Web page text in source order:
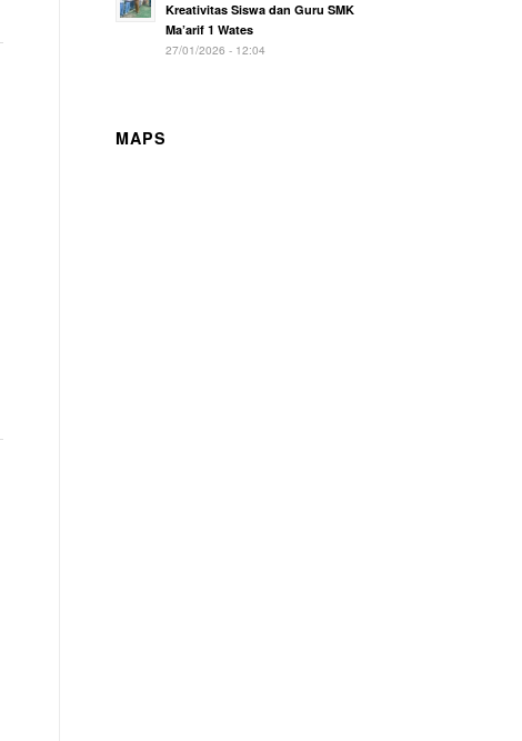
Kreativitas Siswa dan Guru SMK
Ma’arif 1 Wates
27/01/2026 - 12:04
MAPS